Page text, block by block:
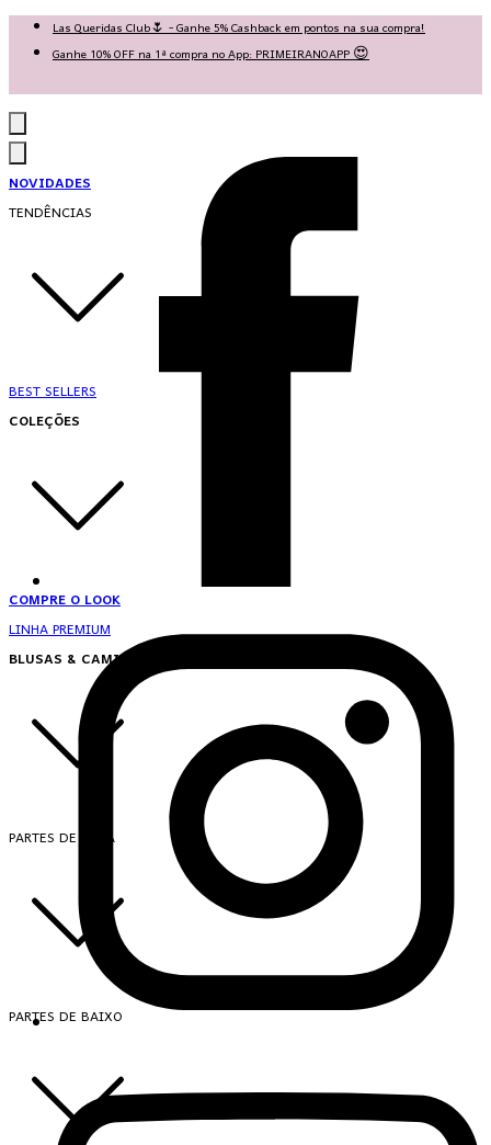
Las Queridas Club🌷 - Ganhe 5% Cashback em pontos na sua compra!
Ganhe 10% OFF na 1ª compra no App: PRIMEIRANOAPP 😍
NOVIDADES
TENDÊNCIAS
BEST SELLERS
COLEÇÕES
COMPRE O LOOK
LINHA PREMIUM
BLUSAS & CAMISAS
PARTES DE CIMA
PARTES DE BAIXO